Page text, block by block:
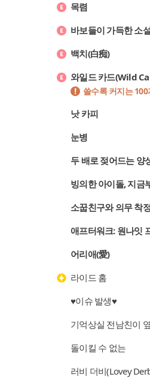
목렴
바보들이 가득한 소
백치(白痴)
와일드 카드(Wild
쓸수록 커지는
낫 카피
눈병
두 배로 젖어드는 양
빙의한 아이돌, 지금
소꿉친구와 의무 착
애프터워크: 원나잇
어리애(愛)
라이드 홈
♥이슈 발생♥
기억상실 전남친이
돌이킬 수 없는
러비 더비(Lovey